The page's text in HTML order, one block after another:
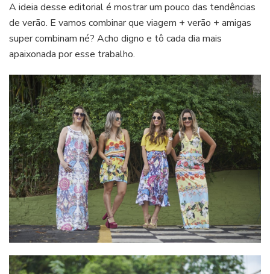
A ideia desse editorial é mostrar um pouco das tendências
de verão. E vamos combinar que viagem + verão + amigas
super combinam né? Acho digno e tô cada dia mais
apaixonada por esse trabalho.